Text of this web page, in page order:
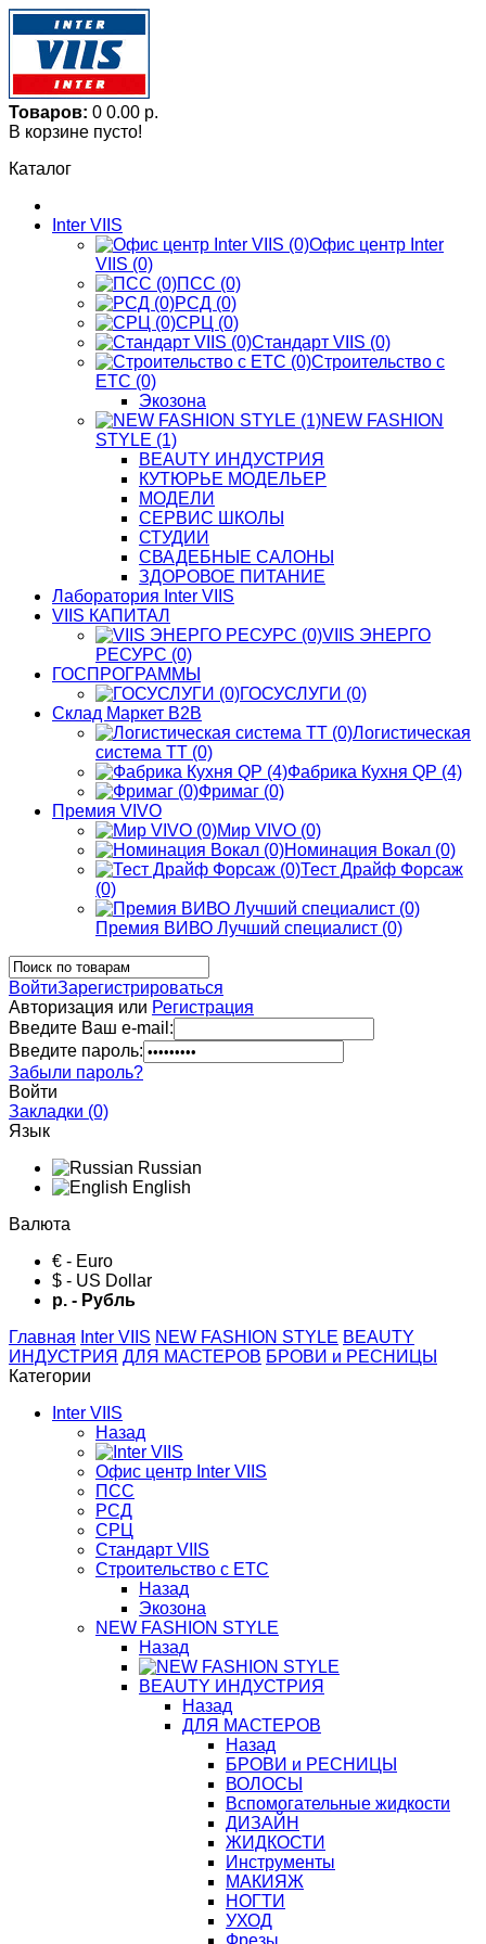
Товаров: 0 0.00 р.
В корзине пусто!
Каталог
Inter VIIS
Офис центр Inter
VIIS (0)
ПСС (0)
РСД (0)
СРЦ (0)
Стандарт VIIS (0)
Строительство с
ЕТС (0)
Экозона
NEW FASHION
STYLE (1)
BЕАUTY ИНДУСТРИЯ
КУТЮРЬЕ МОДЕЛЬЕР
МОДЕЛИ
СЕРВИС ШКОЛЫ
СТУДИИ
СВАДЕБНЫЕ САЛОНЫ
ЗДОРОВОЕ ПИТАНИЕ
Лаборатория Inter VIIS
VIIS КАПИТАЛ
VIIS ЭНЕРГО
РЕСУРС (0)
ГОСПРОГРАММЫ
ГОСУСЛУГИ (0)
Склад Маркет В2В
Логистическая
система ТТ (0)
Фабрика Кухня QP (4)
Фримаг (0)
Премия VIVO
Мир VIVO (0)
Номинация Вокал (0)
Тест Драйф Форсаж
(0)
Премия ВИВО Лучший специалист (0)
ВойтиЗарегистрироваться
Авторизация или Регистрация
Введите Ваш e-mail:
Введите пароль:
Забыли пароль?
Войти
Закладки (0)
Язык
Russian
English
Валюта
€ - Euro
$ - US Dollar
р. - Рубль
Главная Inter VIIS NEW FASHION STYLE BЕАUTY
ИНДУСТРИЯ ДЛЯ МАСТЕРОВ БРОВИ и РЕСНИЦЫ
Категории
Inter VIIS
Назад
Офис центр Inter VIIS
ПСС
РСД
СРЦ
Стандарт VIIS
Строительство с ЕТС
Назад
Экозона
NEW FASHION STYLE
Назад
BЕАUTY ИНДУСТРИЯ
Назад
ДЛЯ МАСТЕРОВ
Назад
БРОВИ и РЕСНИЦЫ
ВОЛОСЫ
Вспомогательные жидкости
ДИЗАЙН
ЖИДКОСТИ
Инструменты
МАКИЯЖ
НОГТИ
УХОД
Фрезы